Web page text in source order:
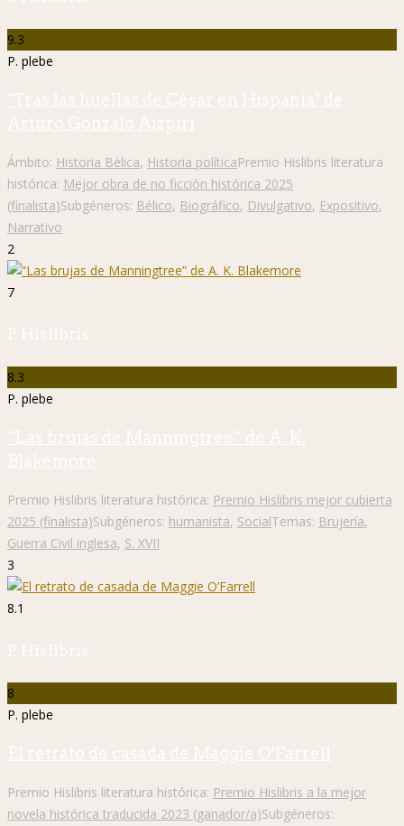
9.3
P. plebe
"Tras las huellas de César en Hispania" de
Arturo Gonzalo Aizpiri
Ámbito: Historia Bélica, Historia políticaPremio Hislibris literatura
histórica: Mejor obra de no ficción histórica 2025
(finalista)Subgéneros: Bélico, Biográfico, Divulgativo, Expositivo,
Narrativo
2
7
P. Hislibris
8.3
P. plebe
“Las brujas de Manningtree” de A. K.
Blakemore
Premio Hislibris literatura histórica: Premio Hislibris mejor cubierta
2025 (finalista)Subgéneros: humanista, SocialTemas: Brujería,
Guerra Civil inglesa, S. XVII
3
8.1
P. Hislibris
8
P. plebe
El retrato de casada de Maggie O’Farrell
Premio Hislibris literatura histórica: Premio Hislibris a la mejor
novela histórica traducida 2023 (ganador/a)Subgéneros: